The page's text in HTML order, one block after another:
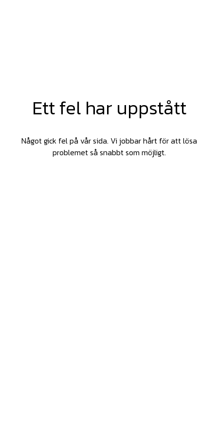
Ett fel har uppstått
Något gick fel på vår sida. Vi jobbar hårt för att lösa
problemet så snabbt som möjligt.